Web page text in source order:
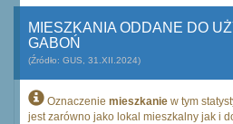
MIESZKANIA ODDANE DO
GABOŃ
(Źródło: GUS, 31.XII.2024)
Oznaczenie mieszkanie w tym
jest zarówno jako lokal mieszkalny jak i